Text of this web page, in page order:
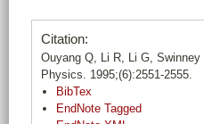
Citation:
Ouyang Q, Li R, Li G, Swinney
Physics. 1995;(6):2551-2555.
BibTex
EndNote Tagged